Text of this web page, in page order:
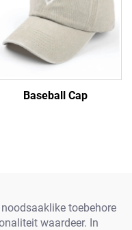
Baseball Cap
toebehore
waardeer. In